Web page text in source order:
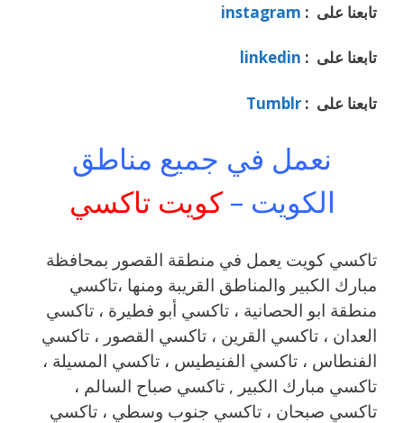
تابعنا على : instagram
تابعنا على : linkedin
تابعنا على : Tumblr
نعمل في جميع مناطق
الكويت –كويت تاكسي
تاكسي كويت يعمل في منطقة القصور بمحافظة
مبارك الكبير والمناطق القريبة ‎ومنها ،تاكسي
منطقة ابو الحصانية ، تاكسي أبو فطيرة ، تاكسي
العدان ، تاكسي القرين ، تاكسي القصور ، تاكسي
الفنطاس ، تاكسي الفنيطيس ، تاكسي المسيلة ،
تاكسي مبارك الكبير , تاكسي صباح السالم ،
تاكسي صبحان ، تاكسي جنوب وسطي ، تاكسي